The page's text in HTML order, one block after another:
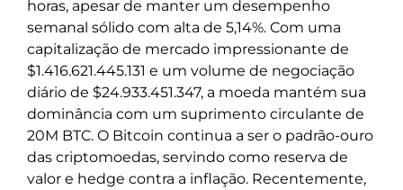
horas, apesar de manter um desempenho
semanal sólido com alta de 5,14%. Com uma
capitalização de mercado impressionante de
$1.416.621.445.131 e um volume de negociação
diário de $24.933.451.347, a moeda mantém sua
dominância com um suprimento circulante de
20M BTC. O Bitcoin continua a ser o padrão-ouro
das criptomoedas, servindo como reserva de
valor e hedge contra a inflação. Recentemente,